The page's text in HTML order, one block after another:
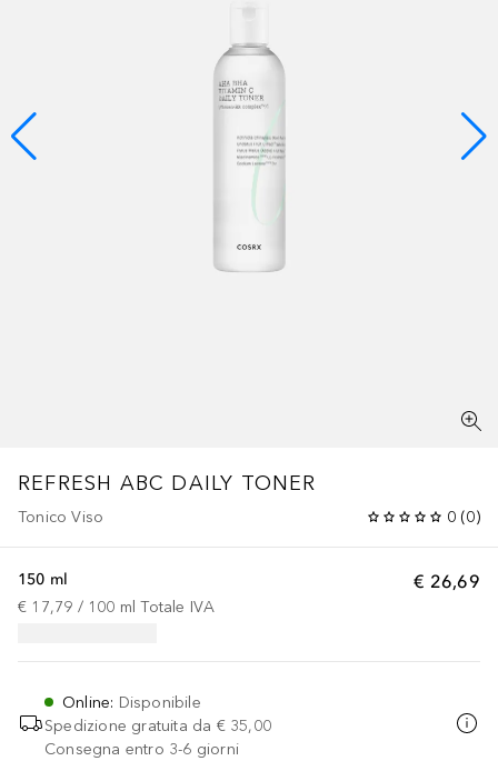
REFRESH ABC DAILY TONER
Tonico Viso 0 (0)
€ 26,69
150 ml
€ 17,79 / 100 ml Totale IVA
Online: Disponibile
Spedizione gratuita da € 35,00
Consegna entro 3-6 giorni